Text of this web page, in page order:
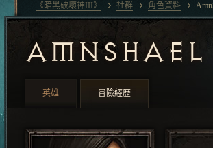
AMNSHAEL
英雄 冒險經歷
《暗黑破壞神III》 社群 角色資料